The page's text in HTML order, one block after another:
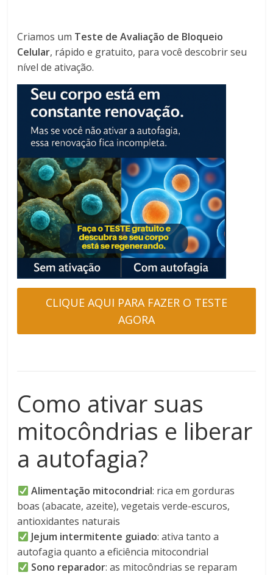
Criamos um Teste de Avaliação de Bloqueio
Celular, rápido e gratuito, para você descobrir seu
nível de ativação.
CLIQUE AQUI PARA FAZER O TESTE
AGORA
Como ativar suas
mitocôndrias e liberar
a autofagia?
Alimentação mitocondrial: rica em gorduras
boas (abacate, azeite), vegetais verde-escuros,
antioxidantes naturais
Jejum intermitente guiado: ativa tanto a
autofagia quanto a eficiência mitocondrial
Sono reparador: as mitocôndrias se reparam